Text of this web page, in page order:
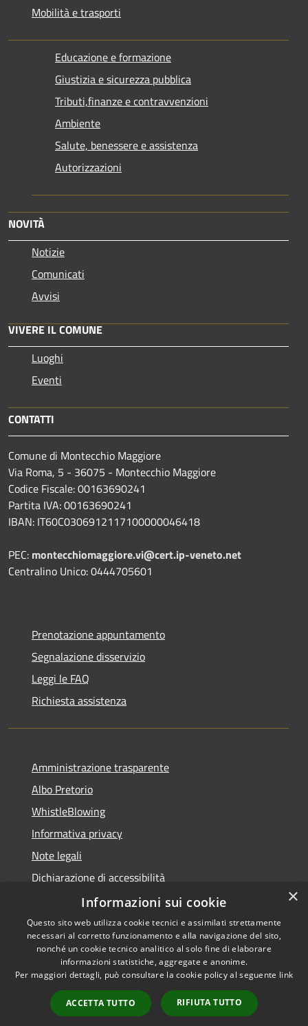
Mobilità e trasporti
Educazione e formazione
Giustizia e sicurezza pubblica
Tributi,finanze e contravvenzioni
Ambiente
Salute, benessere e assistenza
Autorizzazioni
NOVITÀ
Notizie
Comunicati
Avvisi
VIVERE IL COMUNE
Luoghi
Eventi
CONTATTI
Comune di Montecchio Maggiore
Via Roma, 5 - 36075 - Montecchio Maggiore
Codice Fiscale: 00163690241
Partita IVA: 00163690241
IBAN: IT60C0306912117100000046418
PEC: montecchiomaggiore.vi@cert.ip-veneto.net
Centralino Unico: 0444705601
Prenotazione appuntamento
Segnalazione disservizio
Leggi le FAQ
Richiesta assistenza
Amministrazione trasparente
Albo Pretorio
WhistleBlowing
Informativa privacy
Note legali
Dichiarazione di accessibilità
Accessibilità
Privacy
Mappa del sito
Copyright © 2026 • Città di
Montecchio Maggiore •
Powered byMunicipium •
Accesso redazione
×
Informazioni sui cookie
Questo sito web utilizza cookie tecnici e assimilati strettamente
necessari al corretto funzionamento e alla navigazione del sito,
nonché un cookie tecnico analitico al solo fine di elaborare
informazioni statistiche, aggregate e anonime.
Per maggiori dettagli, può consultare la cookie policy al seguente link
ACCETTA TUTTO RIFIUTA TUTTO